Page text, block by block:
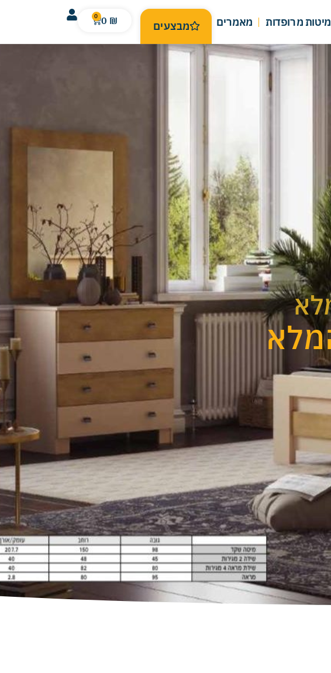
מיטות מרופדות מאמרים מבצעים 0 ₪
0